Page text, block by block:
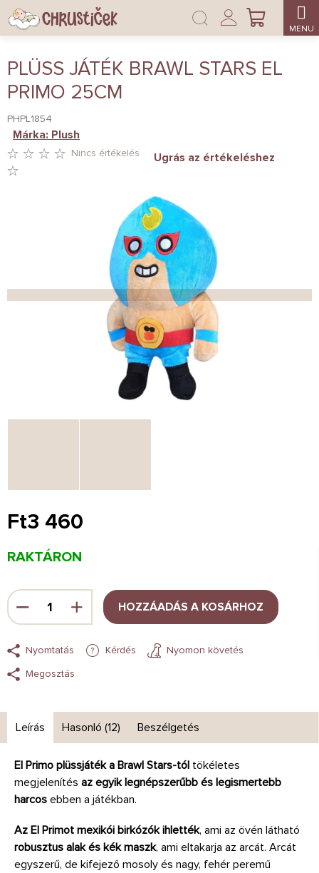
Ugrás
fő
KOSÁR
Bejelentkezés
PLÜSS JÁTÉK BRAWL STARS EL
PRIMO 25CM
PHPL1854
CSILLAG.
Nincs értékelés Ugrás az értékeléshez
Márka: Plush
Ft3 460
Egységár:
RAKTÁRON
HOZZÁADÁS A KOSÁRHOZ
Nyomtatás Kérdés
Nyomon követés
Megosztás
Leírás Hasonló (12) Beszélgetés
El Primo plüssjáték a Brawl Stars-tól tökéletes
megjelenítés az egyik legnépszerűbb és legismertebb
harcos ebben a játékban.
Az El Primot mexikói birkózók ihlették, ami az övén látható
robusztus alak és kék maszk, ami eltakarja az arcát. Arcát
egyszerű, de kifejező mosoly és nagy, fehér peremű